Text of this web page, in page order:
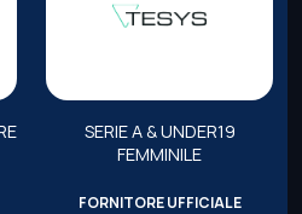
SERIE A & UNDER19
FEMMINILE
FORNITORE UFFICIALE